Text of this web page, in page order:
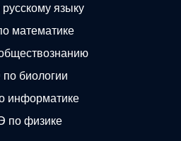
языку
математике
биологии
информатике
по физике